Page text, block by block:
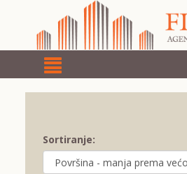
Sortiranje: